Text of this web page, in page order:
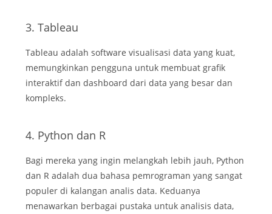
3. Tableau
Tableau adalah software visualisasi data yang kuat,
memungkinkan pengguna untuk membuat grafik
interaktif dan dashboard dari data yang besar dan
kompleks.
4. Python dan R
Bagi mereka yang ingin melangkah lebih jauh, Python
dan R adalah dua bahasa pemrograman yang sangat
populer di kalangan analis data. Keduanya
menawarkan berbagai pustaka untuk analisis data,